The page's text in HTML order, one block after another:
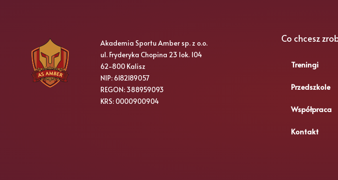
Akademia Sportu Amber sp. z o.o.
ul. Fryderyka Chopina 23 lok. 104
62-800 Kalisz
NIP: 6182189057
REGON: 388959093
KRS: 0000900904
Co chcesz
Treningi
Przedszkole
Współpraca
Kontakt